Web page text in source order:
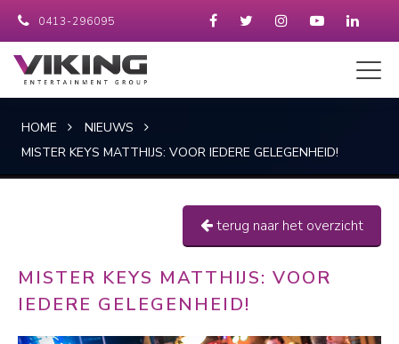
0413-296095
HOME
NIEUWS
MISTER KEYS MATTHIJS: VOOR IEDERE GELEGENHEID!
terug naar het overzicht
MISTER KEYS MATTHIJS: VOOR
IEDERE GELEGENHEID!